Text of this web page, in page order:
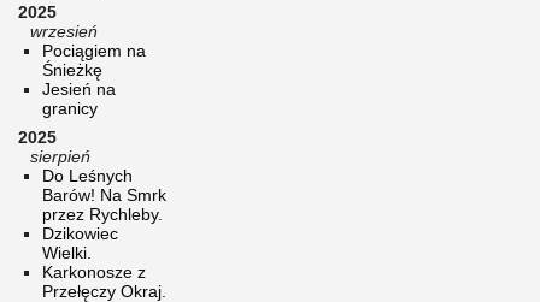
2025
wrzesień
Pociągiem na
Śnieżkę
Jesień na
granicy
2025
sierpień
Do Leśnych
Barów! Na Smrk
przez Rychleby.
Dzikowiec
Wielki.
Karkonosze z
Przełęczy Okraj.